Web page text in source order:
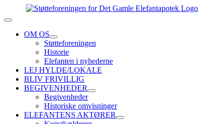
to
Toggle
NavigationOM OS
Støtteforeningen
Historie
Elefanten i nyhederne
LEJ HYLDE/LOKALE
BLIV FRIVILLIG
BEGIVENHEDER
Begivenheder
Historiske omvisninger
ELEFANTENS AKTØRER